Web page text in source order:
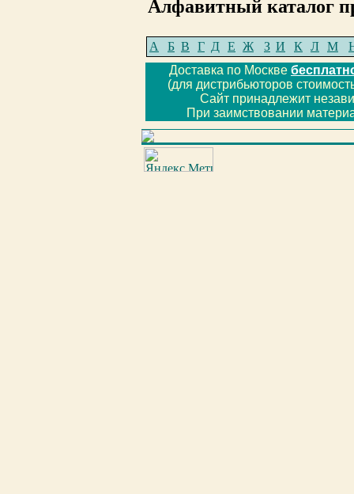
Алфавитный каталог
А Б В Г Д Е Ж З И К Л М
Доставка по Москве
(для дистрибьюторов
Сайт принадлежит
При заимствовании